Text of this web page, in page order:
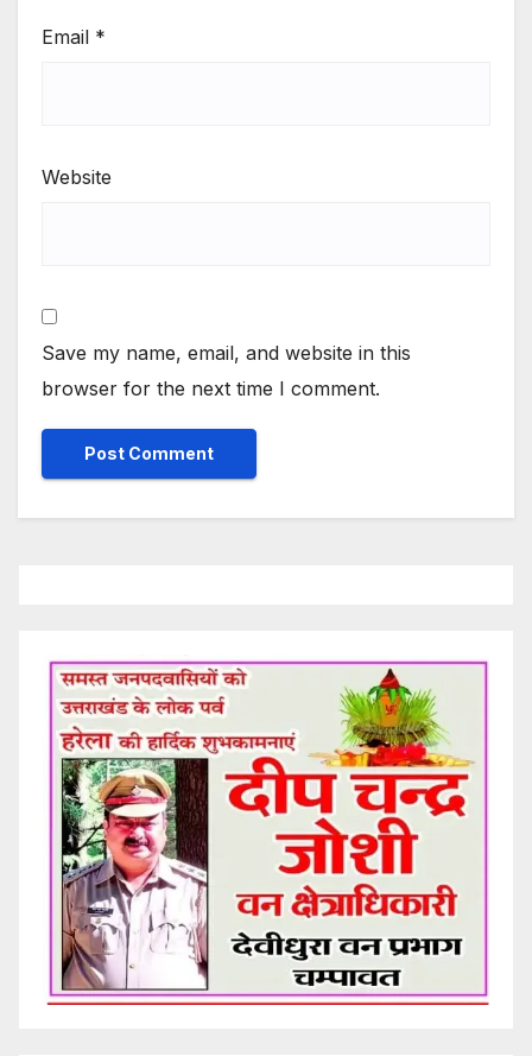
Email *
Website
Save my name, email, and website in this
browser for the next time I comment.